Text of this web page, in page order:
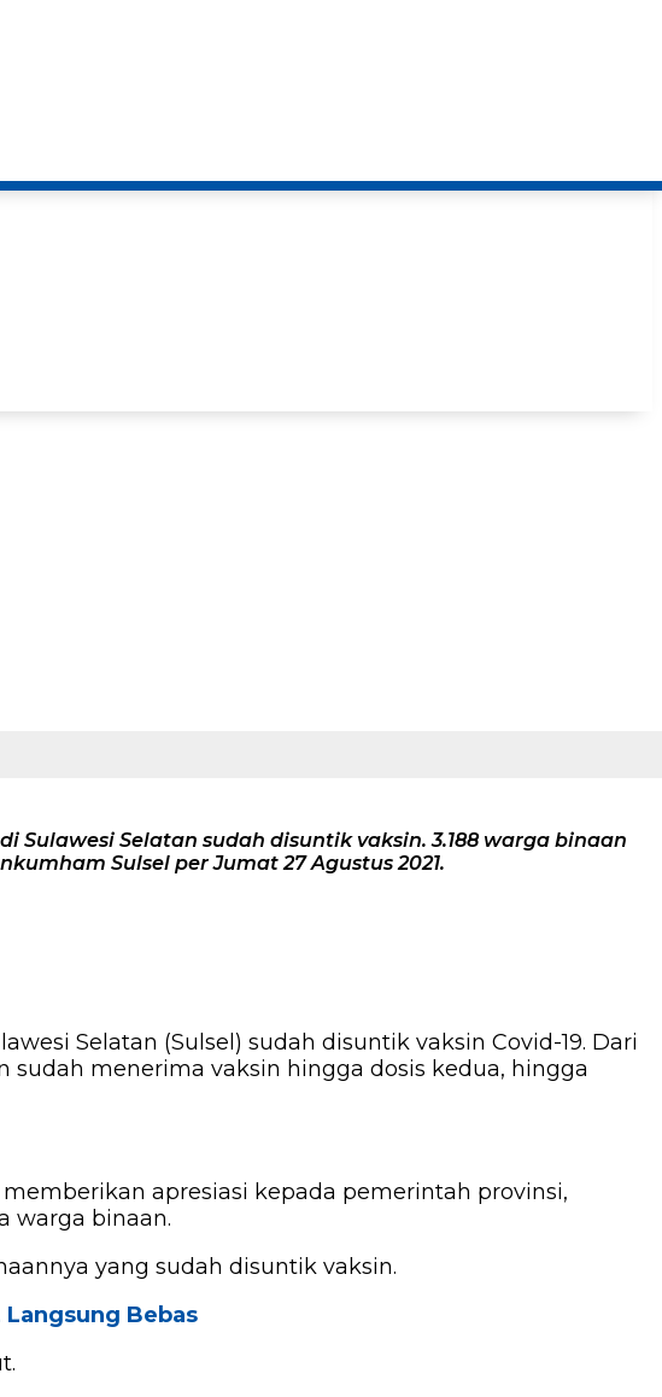
Selatan sudah disuntik vaksin. 3.188 warga binaan
Sulsel per Jumat 27 Agustus 2021.
Selatan (Sulsel) sudah disuntik vaksin Covid-19. Dari
sudah menerima vaksin hingga dosis kedua, hingga
apresiasi kepada pemerintah provinsi,
warga binaan.
yang sudah disuntik vaksin.
Bebas